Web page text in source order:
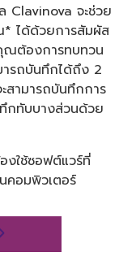
Clavinova จะช่วย
ได้ด้วยการสัมผัส
ณต้องการทบทวน
รถบันทึกได้ถึง 2
สามารถบันทึกการ
กทับบางส่วนด้วย
งใช้ซอฟต์แวร์ที่
คอมพิวเตอร์